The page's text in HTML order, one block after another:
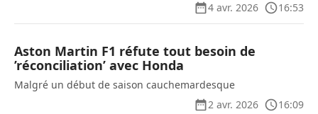
4 avr. 2026
16:53
Aston Martin F1 réfute tout besoin de
’réconciliation’ avec Honda
Malgré un début de saison cauchemardesque
2 avr. 2026
16:09